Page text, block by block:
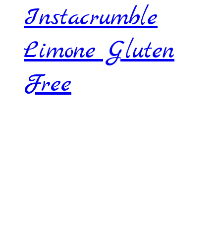
Instacrumble
Limone Gluten
Free